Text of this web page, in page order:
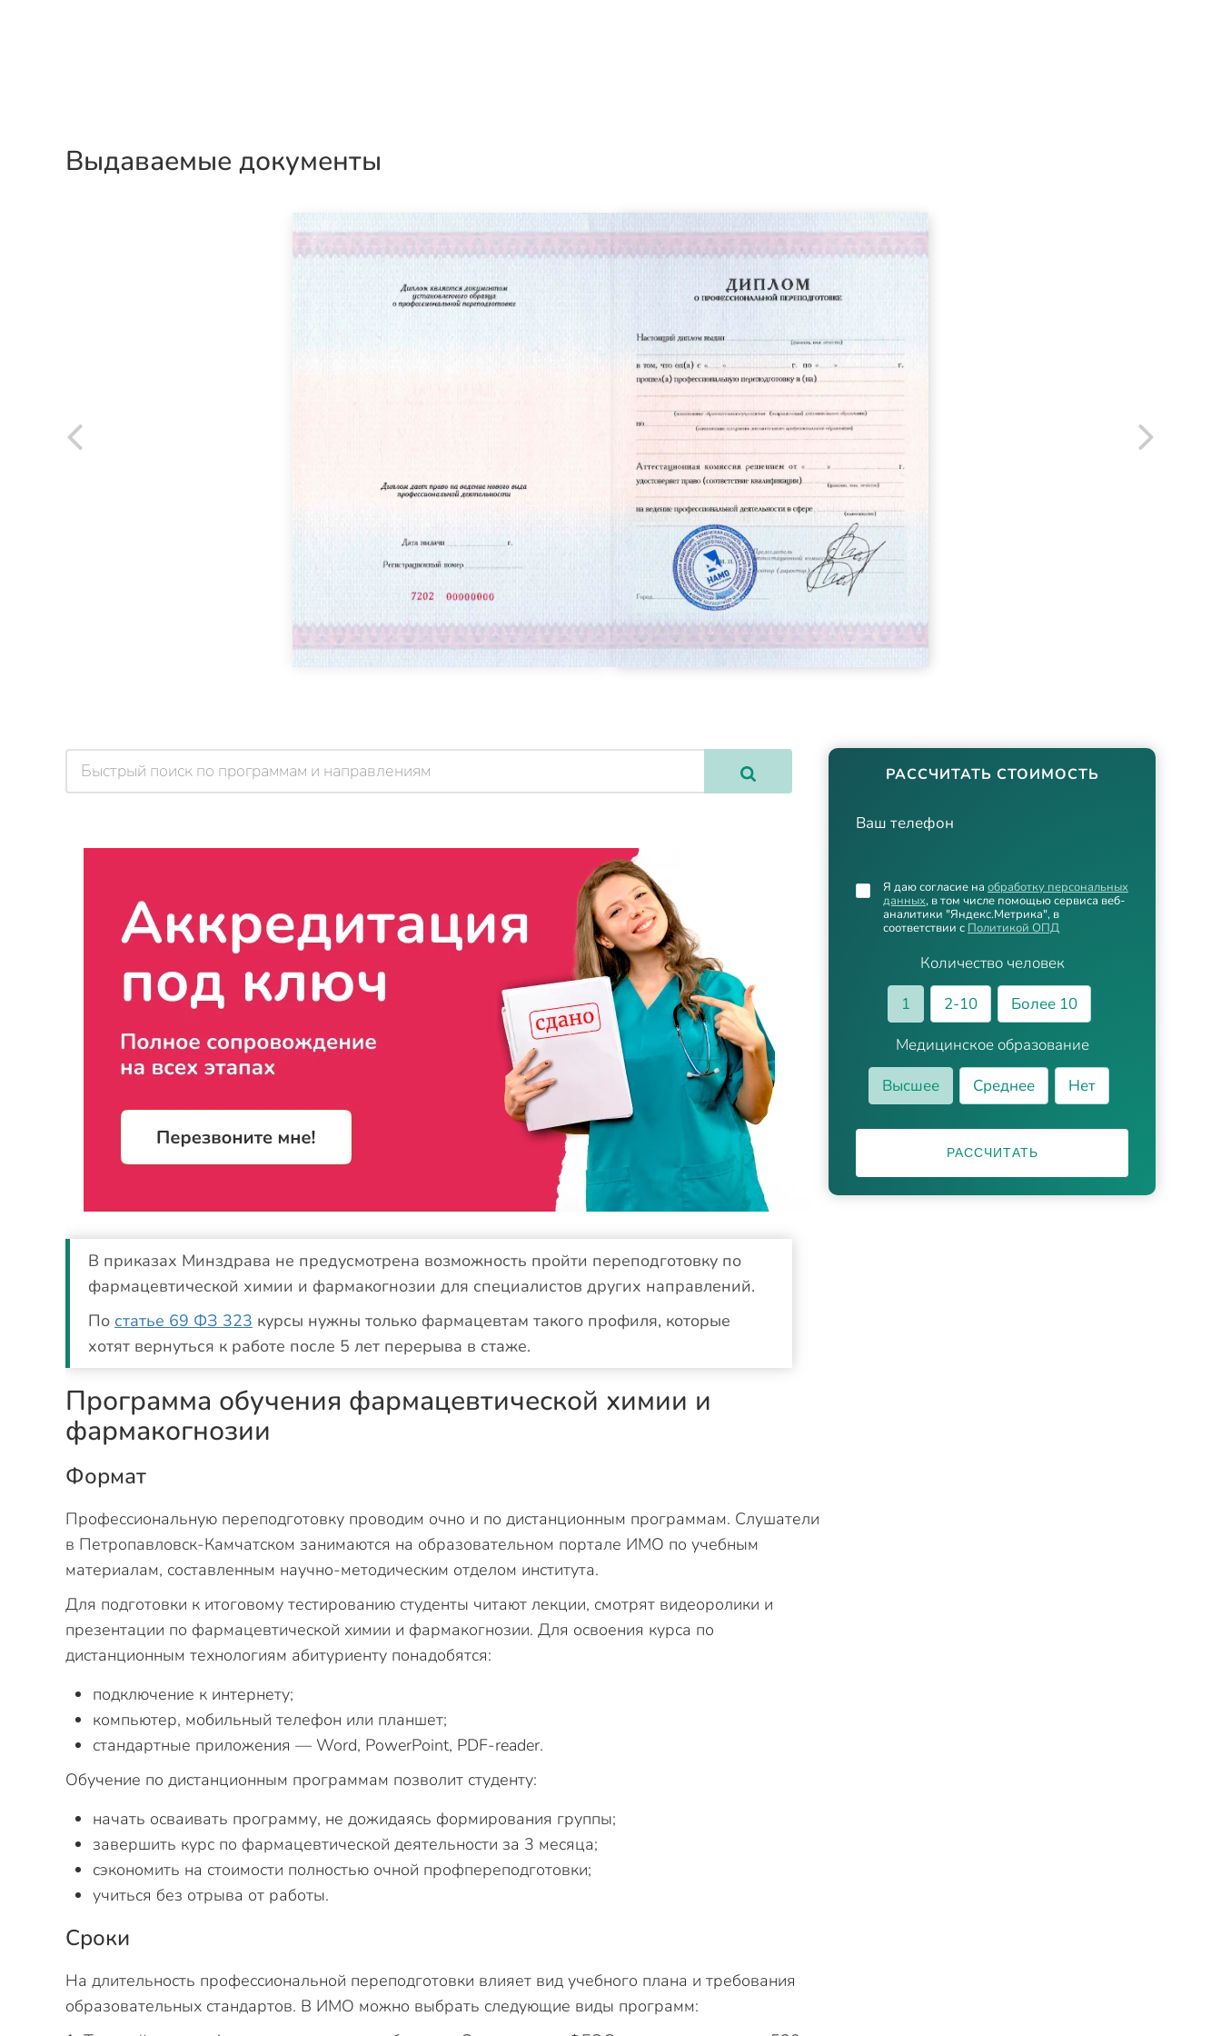
Выдаваемые документы
РАССЧИТАТЬ СТОИМОСТЬ
Ваш телефон
Количество человек
1
2-10
Более 10
Медицинское образование
Высшее
Среднее Нет
Я даю согласие на обработку персональных
данных, в том числе помощью сервиса веб-
аналитики "Яндекс.Метрика", в
соответствии с Политикой ОПД
РАССЧИТАТЬ
В приказах Минздрава не предусмотрена возможность пройти переподготовку по
фармацевтической химии и фармакогнозии для специалистов других направлений.
По статье 69 ФЗ 323 курсы нужны только фармацевтам такого профиля, которые
хотят вернуться к работе после 5 лет перерыва в стаже.
Программа обучения фармацевтической химии и
фармакогнозии
Формат
Профессиональную переподготовку проводим очно и по дистанционным программам. Слушатели
в Петропавловск-Камчатском занимаются на образовательном портале ИМО по учебным
материалам, составленным научно-методическим отделом института.
Для подготовки к итоговому тестированию студенты читают лекции, смотрят видеоролики и
презентации по фармацевтической химии и фармакогнозии. Для освоения курса по
дистанционным технологиям абитуриенту понадобятся:
подключение к интернету;
компьютер, мобильный телефон или планшет;
стандартные приложения — Word, PowerPoint, PDF-reader.
Обучение по дистанционным программам позволит студенту:
начать осваивать программу, не дожидаясь формирования группы;
завершить курс по фармацевтической деятельности за 3 месяца;
сэкономить на стоимости полностью очной профпереподготовки;
учиться без отрыва от работы.
Сроки
На длительность профессиональной переподготовки влияет вид учебного плана и требования
образовательных стандартов. В ИМО можно выбрать следующие виды программ: